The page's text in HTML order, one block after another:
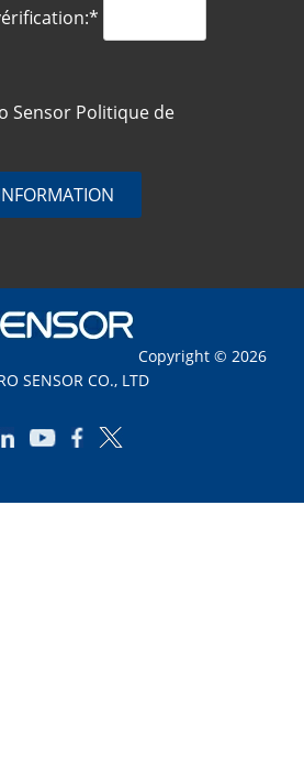
Sensor Politique de
Copyright © 2026
SENSOR CO., LTD